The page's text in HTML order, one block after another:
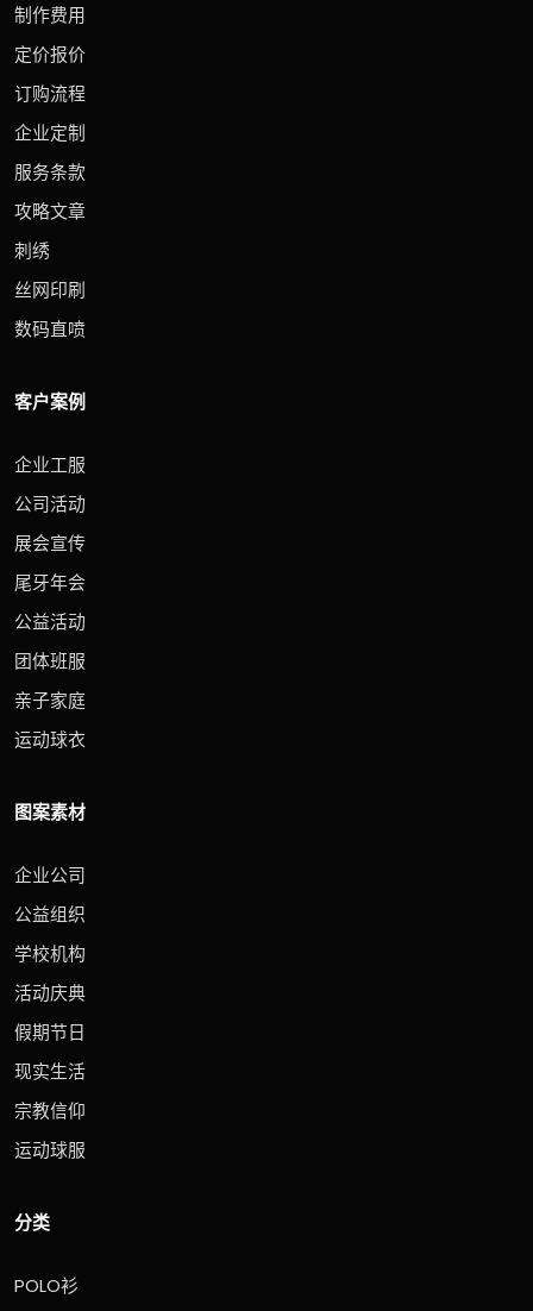
制作费用
定价报价
订购流程
企业定制
服务条款
攻略文章
刺绣
丝网印刷
数码直喷
客户案例
企业工服
公司活动
展会宣传
尾牙年会
公益活动
团体班服
亲子家庭
运动球衣
图案素材
企业公司
公益组织
学校机构
活动庆典
假期节日
现实生活
宗教信仰
运动球服
分类
POLO衫